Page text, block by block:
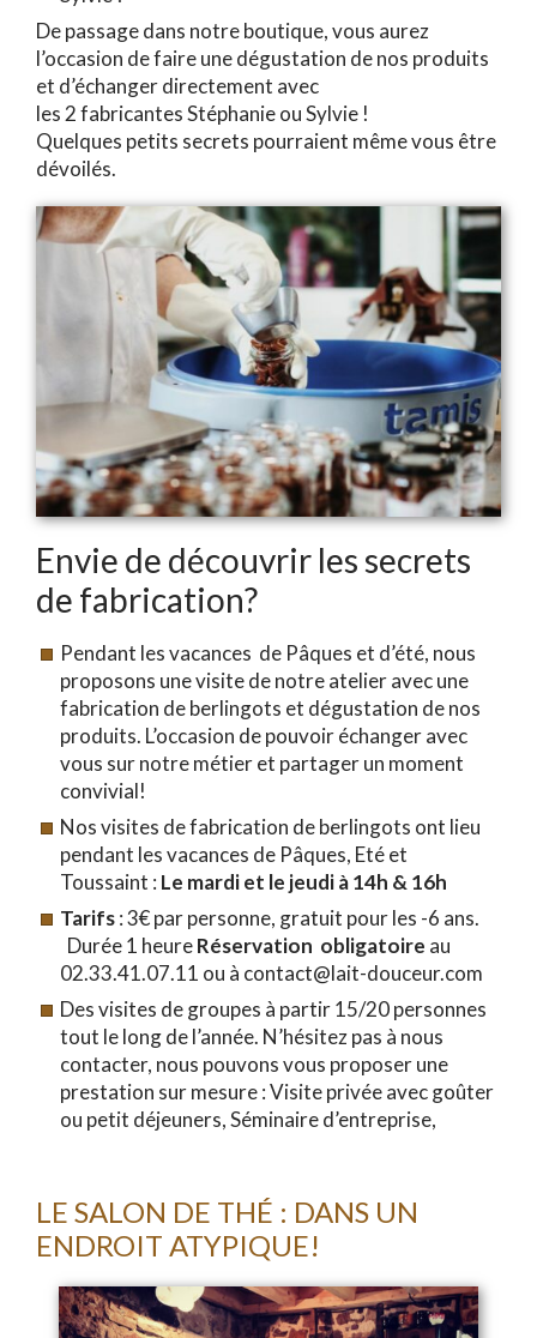
De passage dans notre boutique, vous aurez
l’occasion de faire une dégustation de nos produits
et d’échanger directement avec
les 2 fabricantes Stéphanie ou Sylvie !
Quelques petits secrets pourraient même vous être
dévoilés.
Envie de découvrir les secrets
de fabrication?
Pendant les vacances de Pâques et d’été, nous
proposons une visite de notre atelier avec une
fabrication de berlingots et dégustation de nos
produits. L’occasion de pouvoir échanger avec
vous sur notre métier et partager un moment
convivial!
Nos visites de fabrication de berlingots ont lieu
pendant les vacances de Pâques, Eté et
Toussaint : Le mardi et le jeudi à 14h & 16h
Tarifs: 3€ par personne, gratuit pour les -6 ans.
Durée 1 heureRéservation obligatoire au
02.33.41.07.11 ou à contact@lait-douceur.com
Des visites de groupes à partir 15/20 personnes
tout le long de l’année. N’hésitez pas à nous
contacter, nous pouvons vous proposer une
prestation sur mesure : Visite privée avec goûter
ou petit déjeuners, Séminaire d’entreprise,
LE SALON DE THÉ : DANS UN
ENDROIT ATYPIQUE!